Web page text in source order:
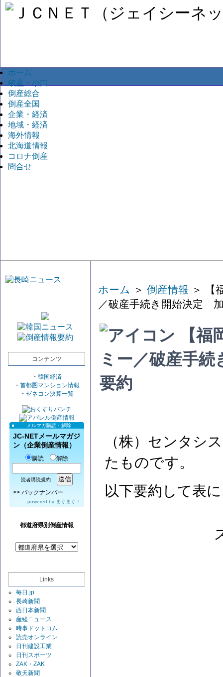
ホーム
破産・小口
倒産総合
倒産全国
企業・経済
地域・経済
海外情報
北海道情報
コロナ倒産
問合せ
コンテンツ
・ 韓国経済
・ 首都圏マンション情報
・ ゼネコン決算一覧
メルマガ購読・解除
JC-NETメールマガジ
ン（企業倒産情報）
購読 解除
読者購読規約
>> バックナンバー
powered by まぐまぐ！
都道府県別倒産情報
Links
毎日.jp
長崎新聞
西日本新聞
産経ニュース
時事ドットコム
読売オンライン
日刊建設工業
日刊スポーツ
ZAK・ZAK
敬天新聞
ホーム ＞ 倒産情報 ＞ 【
／破産手続き開始決定
【福
ミー／破産手
要約
（株）センタシ
たものです。
以下要約して表